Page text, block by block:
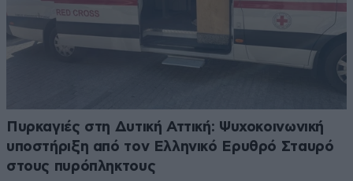
Πυρκαγιές στη Δυτική Αττική: Ψυχοκοινωνική
υποστήριξη από τον Ελληνικό Ερυθρό Σταυρό
στους πυρόπληκτους